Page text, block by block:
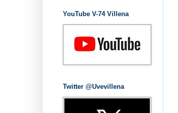
YouTube V-74 Villena
Twitter @Uvevillena